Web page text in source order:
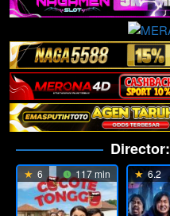
Director:
6 117 min 6.2